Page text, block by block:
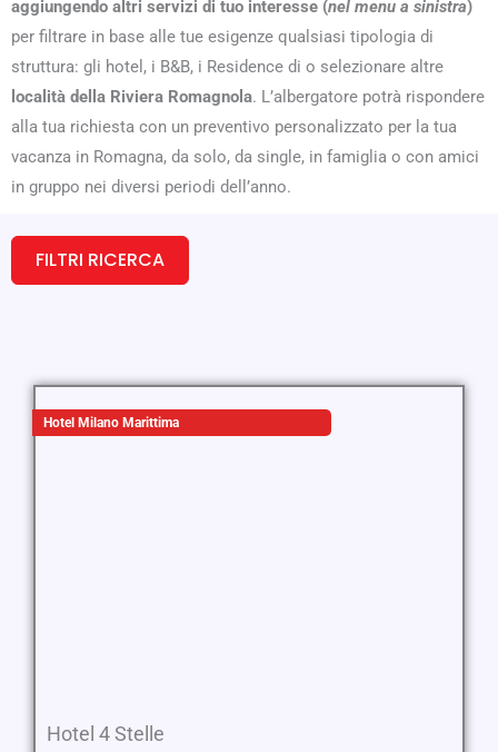
aggiungendo altri servizi di tuo interesse (nel menu a sinistra)
per filtrare in base alle tue esigenze qualsiasi tipologia di
struttura: gli hotel, i B&B, i Residence di o selezionare altre
località della Riviera Romagnola. L’albergatore potrà rispondere
alla tua richiesta con un preventivo personalizzato per la tua
vacanza in Romagna, da solo, da single, in famiglia o con amici
in gruppo nei diversi periodi dell’anno.
FILTRI RICERCA
Hotel Milano Marittima
Hotel 4 Stelle